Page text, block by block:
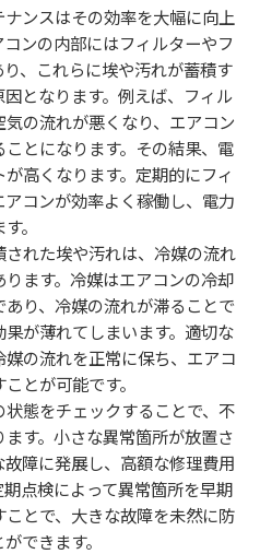
ンスはその効率を大幅に向上
ンの内部にはフィルターやフ
、これらに埃や汚れが蓄積す
となります。例えば、フィル
の流れが悪くなり、エアコン
とになります。その結果、電
高くなります。定期的にフィ
コンが効率よく稼働し、電力
。
れた埃や汚れは、冷媒の流れ
ます。冷媒はエアコンの冷却
り、冷媒の流れが滞ることで
が薄れてしまいます。適切な
の流れを正常に保ち、エアコ
とが可能です。
態をチェックすることで、不
す。小さな異常箇所が放置さ
障に発展し、高額な修理費用
点検によって異常箇所を早期
とで、大きな故障を未然に防
できます。